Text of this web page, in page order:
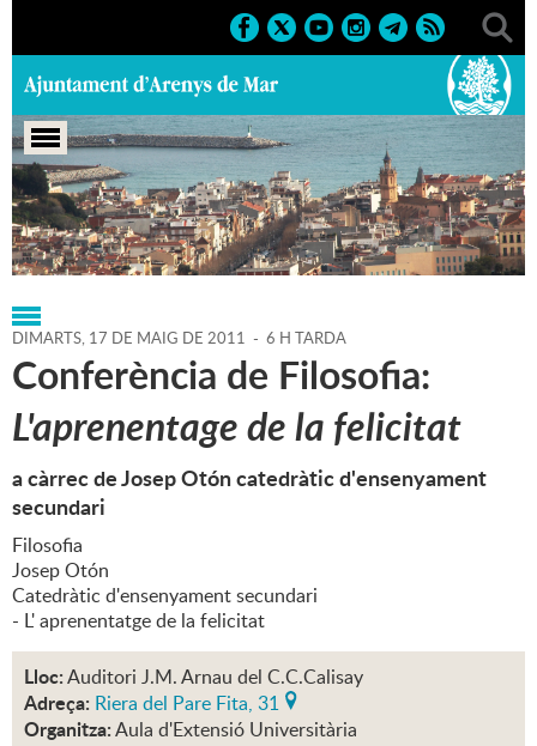
Portada > Agenda > 17-05-2011
DIMARTS, 17 DE MAIG DE 2011 - 6 H TARDA
Conferència de Filosofia:
L'aprenentage de la felicitat
a càrrec de Josep Otón catedràtic d'ensenyament
secundari
Filosofia
Josep Otón
Catedràtic d'ensenyament secundari
- L' aprenentatge de la felicitat
Lloc:Auditori J.M. Arnau del C.C.Calisay
Adreça: Riera del Pare Fita, 31
Organitza:Aula d'Extensió Universitària